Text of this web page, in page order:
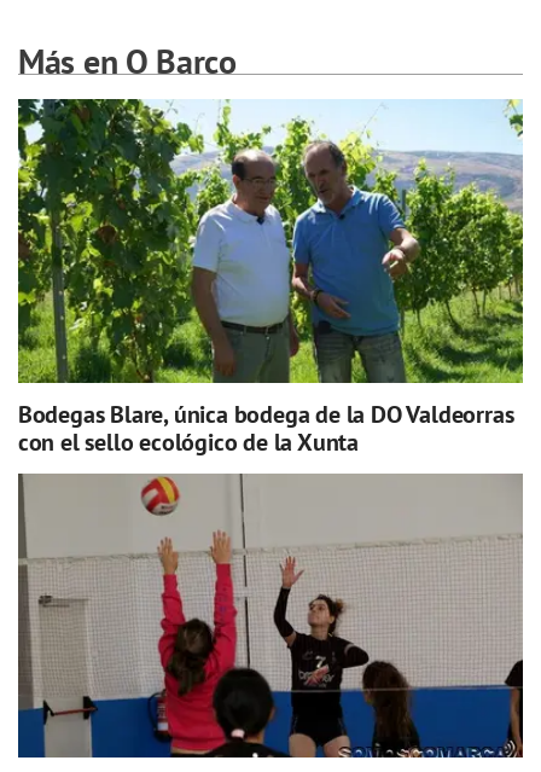
Más en O Barco
Bodegas Blare, única bodega de la DO Valdeorras
con el sello ecológico de la Xunta